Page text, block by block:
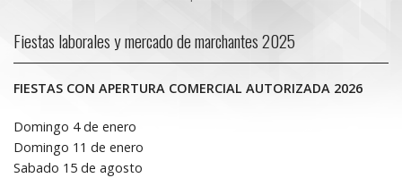
Fiestas laborales y mercado de marchantes 2025
FIESTAS CON APERTURA COMERCIAL AUTORIZADA 2026
Domingo 4 de enero
Domingo 11 de enero
Sabado 15 de agosto